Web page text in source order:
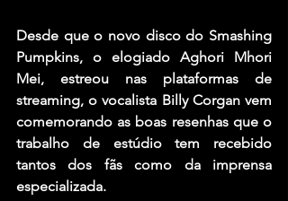
Desde que o novo disco do Smashing
Pumpkins, o elogiado Aghori Mhori
Mei, estreou nas plataformas de
streaming, o vocalista Billy Corgan vem
comemorando as boas resenhas que o
trabalho de estúdio tem recebido
tantos dos fãs como da imprensa
especializada.